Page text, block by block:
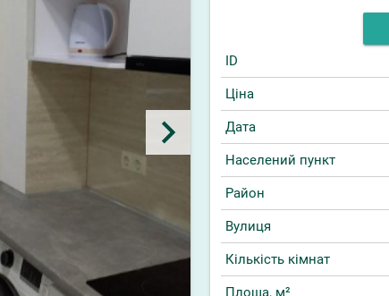
keyboard_arrow_right
ID
Ціна
Дата
Населений пункт
Район
Вулиця
Кількість кімнат
Площа, м²